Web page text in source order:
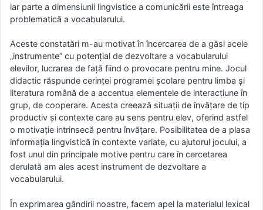
iar parte a dimensiunii lingvistice a comunicării este întreaga
problematică a vocabularului.
Aceste constatări m-au motivat în încercarea de a găsi acele
„instrumente” cu potențial de dezvoltare a vocabularului
elevilor, lucrarea de față fiind o provocare pentru mine. Jocul
didactic răspunde cerinței programei școlare pentru limba și
literatura română de a accentua elementele de interacțiune în
grup, de cooperare. Acesta creează situații de învățare de tip
productiv și contexte care au sens pentru elev, oferind astfel
o motivație intrinsecă pentru învățare. Posibilitatea de a plasa
informația lingvistică în contexte variate, cu ajutorul jocului, a
fost unul din principale motive pentru care în cercetarea
derulată am ales acest instrument de dezvoltare a
vocabularului.
În exprimarea gândirii noastre, facem apel la materialul lexical